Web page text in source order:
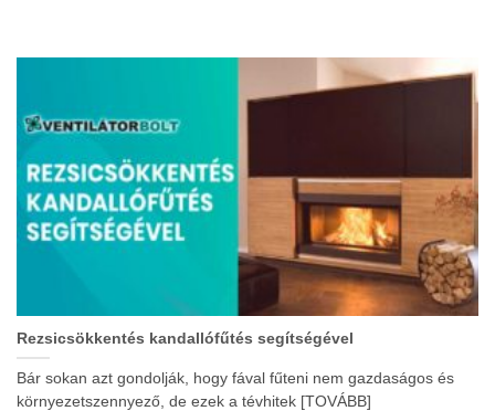
Rezsicsökkentés kandallófűtés segítségével
Bár sokan azt gondolják, hogy fával fűteni nem gazdaságos és
környezetszennyező, de ezek a tévhitek [TOVÁBB]